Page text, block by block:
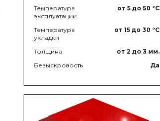
Температура
эксплуатации
от 5 до 50 °C
Температура
укладки
от 15 до 30 °C
Толщина от 2 до 3 мм.
Безыскровость
Да